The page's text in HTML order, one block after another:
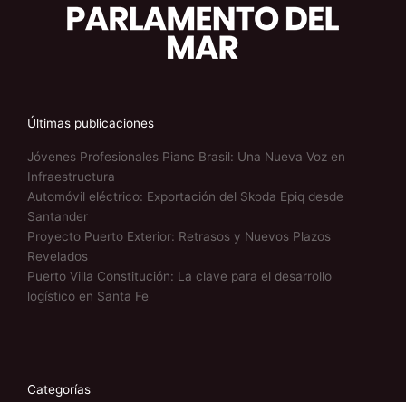
Últimas publicaciones
Jóvenes Profesionales Pianc Brasil: Una Nueva Voz en
Infraestructura
Automóvil eléctrico: Exportación del Skoda Epiq desde
Santander
Proyecto Puerto Exterior: Retrasos y Nuevos Plazos
Revelados
Puerto Villa Constitución: La clave para el desarrollo
logístico en Santa Fe
Categorías